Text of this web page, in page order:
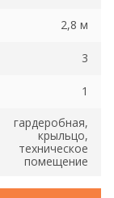
2,8 м
3
1
гардеробная,
крыльцо,
техническое
помещение